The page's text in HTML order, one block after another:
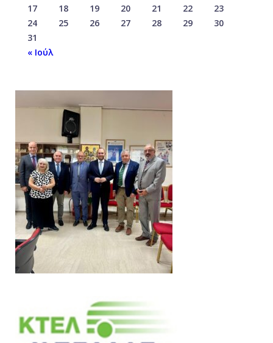
17
18 19 20 21 22
23
24
25 26 27 28 29
30
31
« Ιούλ